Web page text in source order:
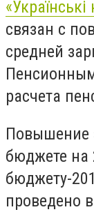
связан с
средней
расчета
Повышение
бюджете на
бюджету-
проведено